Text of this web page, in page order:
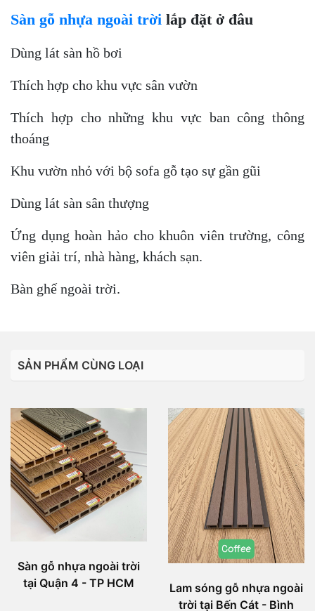
Sàn gỗ nhựa ngoài trời lắp đặt ở đâu
Dùng lát sàn hồ bơi
Thích hợp cho khu vực sân vườn
Thích hợp cho những khu vực ban công thông
thoáng
Khu vườn nhỏ với bộ sofa gỗ tạo sự gần gũi
Dùng lát sàn sân thượng
Ứng dụng hoàn hảo cho khuôn viên trường, công
viên giải trí, nhà hàng, khách sạn.
Bàn ghế ngoài trời.
SẢN PHẨM CÙNG LOẠI
Sàn gỗ nhựa ngoài trời
tại Quận 4 - TP HCM
Lam sóng gỗ nhựa ngoài
trời tại Bến Cát - Bình